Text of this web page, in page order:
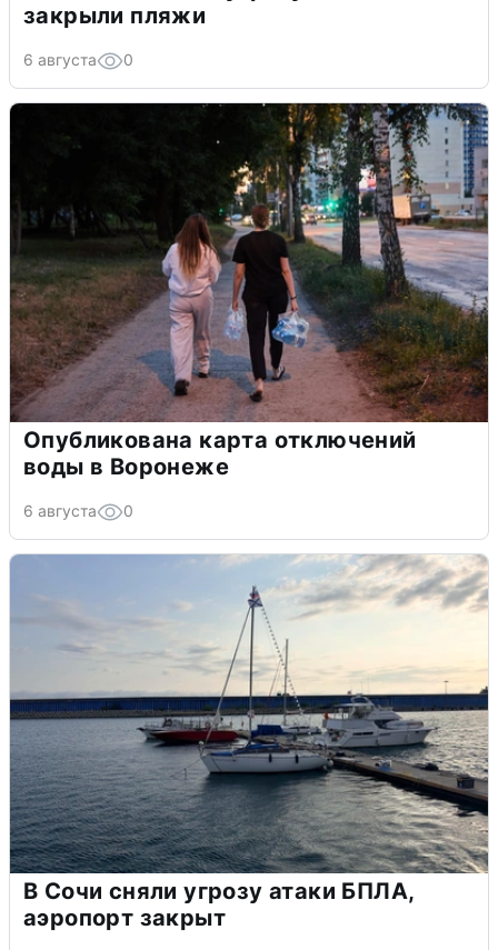
закрыли пляжи
6 августа 0
Опубликована карта отключений
воды в Воронеже
6 августа 0
В Сочи сняли угрозу атаки БПЛА,
аэропорт закрыт